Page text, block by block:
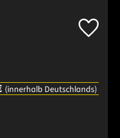
(innerhalb Deutschlands)